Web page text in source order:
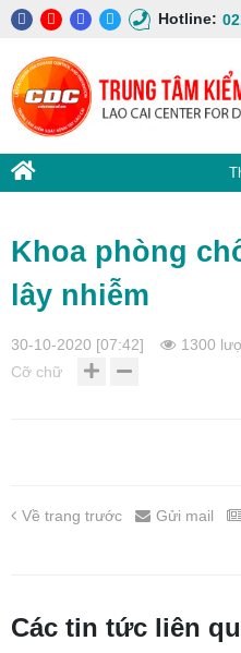
Hotline:
Khoa phòng
lây nhiễm
30-10-2020 [07:42]
1300
Cỡ chữ
Về trang trước Gửi mail
Các tin tức liên